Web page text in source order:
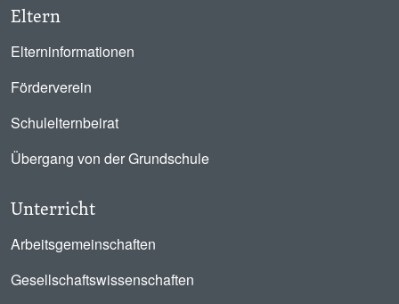
Eltern
Elterninformationen
Förderverein
Schulelternbeirat
Übergang von der Grundschule
Unterricht
Arbeitsgemeinschaften
Gesellschaftswissenschaften